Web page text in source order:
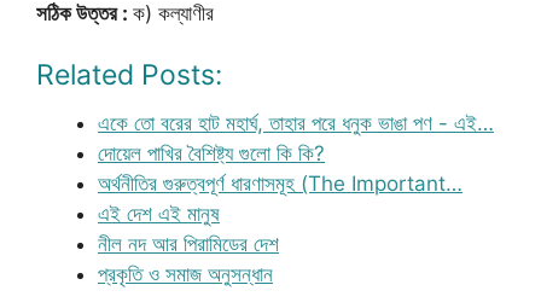
সঠিক উত্তর : ক) কল্যাণীর
Related Posts:
একে তো বরের হাট মহার্ঘ, তাহার পরে ধনুক ভাঙা পণ - এই…
দোয়েল পাখির বৈশিষ্ট্য গুলো কি কি?
অর্থনীতির গুরুত্বপূর্ণ ধারণাসমূহ (The Important…
এই দেশ এই মানুষ
নীল নদ আর পিরামিডের দেশ
প্রকৃতি ও সমাজ অনুসন্ধান